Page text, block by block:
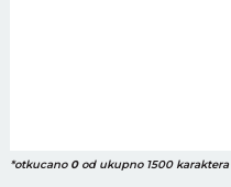
*otkucano 0od ukupno 1500 karaktera